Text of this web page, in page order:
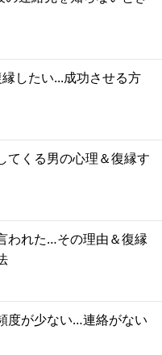
したい...成功させる方
てくる男の心理＆復縁す
われた…その理由＆復縁
度が少ない…連絡がない